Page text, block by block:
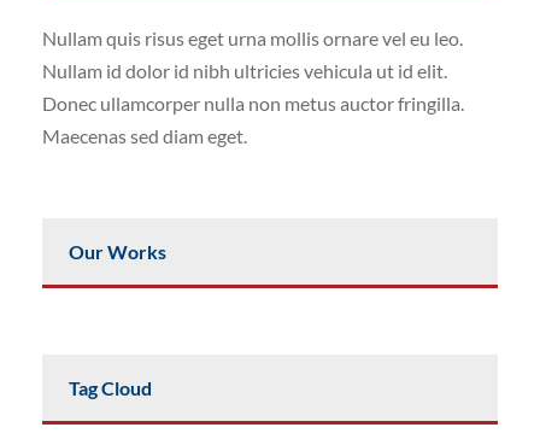
Nullam quis risus eget urna mollis ornare vel eu leo.
Nullam id dolor id nibh ultricies vehicula ut id elit.
Donec ullamcorper nulla non metus auctor fringilla.
Maecenas sed diam eget.
Our Works
Tag Cloud